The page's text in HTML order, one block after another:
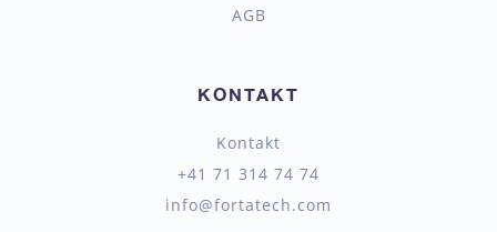
AGB
KONTAKT
Kontakt
+41 71 314 74 74
info@fortatech.com